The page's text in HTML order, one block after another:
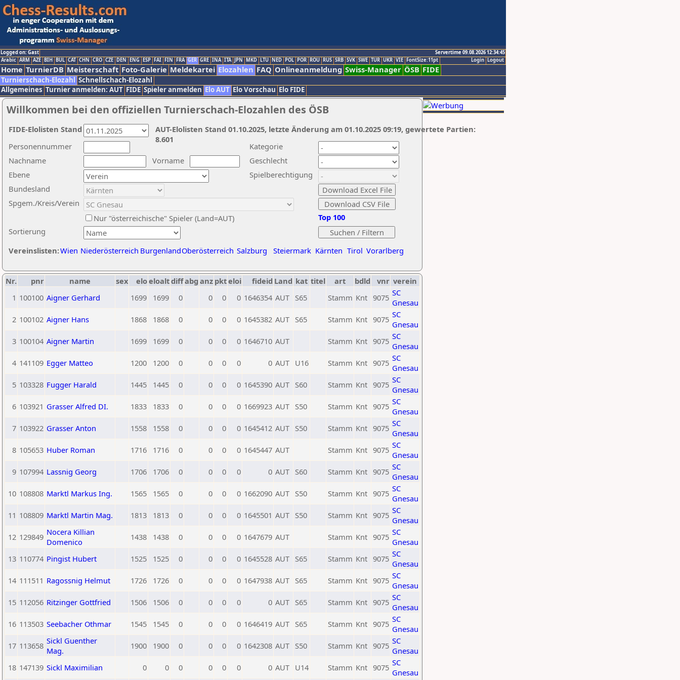
Logged on: Gast
Servertime 09.08.2026 12:34:45
Logout
Login
Arabic ARM AZE BIH BUL CAT CHN CRO CZE DEN ENG ESP FAI FIN FRA GER GRE INA ITA JPN MKD LTU NED POL POR ROU RUS SRB SVK SWE TUR UKR VIE FontSize:11pt
Home TurnierDB Meisterschaft Foto-Galerie Meldekartei Elozahlen FAQ Onlineanmeldung Swiss-Manager ÖSB FIDE
Turnierschach-Elozahl Schnellschach-Elozahl
Allgemeines Turnier anmelden: AUT FIDE Spieler anmelden Elo AUT Elo Vorschau Elo FIDE
Willkommen bei den offiziellen Turnierschach-Elozahlen des ÖSB
Nachname
Vorname
Ebene
Kategorie
Sortierung
Personennummer
Bundesland
Spgem./Kreis/Verein
Geschlecht
Nur "österreichische" Spieler (Land=AUT)
Spielberechtigung
Vereinslisten:Wien Niederösterreich BurgenlandOberösterreich Salzburg Steiermark Kärnten Tirol Vorarlberg
Top 100
AUT-Elolisten Stand 01.10.2025, letzte Änderung am 01.10.2025 09:19, gewertete Partien:
8.601
FIDE-Elolisten Stand
Nr. pnr name sex eloeloaltdiffabg anz pkteloi fideid Land kat titel art bdld vnr verein
1 100100 Aigner Gerhard 1699 1699 0 0 0 0 1646354 AUT S65 Stamm Knt 9075 SC
Gnesau
2 100102 Aigner Hans 1868 1868 0 0 0 0 1645382 AUT S65 Stamm Knt 9075 SC
Gnesau
3 100104 Aigner Martin 1699 1699 0 0 0 0 1646710 AUT Stamm Knt 9075 SC
Gnesau
4 141109 Egger Matteo 1200 1200 0 0 0 0 0 AUT U16 Stamm Knt 9075 SC
Gnesau
5 103328 Fugger Harald 1445 1445 0 0 0 0 1645390 AUT S60 Stamm Knt 9075 SC
Gnesau
6 103921 Grasser Alfred DI. 1833 1833 0 0 0 0 1669923 AUT S50 Stamm Knt 9075 SC
Gnesau
7 103922 Grasser Anton 1558 1558 0 0 0 0 1645412 AUT S50 Stamm Knt 9075 SC
Gnesau
8 105653 Huber Roman 1716 1716 0 0 0 0 1645447 AUT Stamm Knt 9075 SC
Gnesau
9 107994 Lassnig Georg 1706 1706 0 0 0 0 0 AUT S60 Stamm Knt 9075 SC
Gnesau
10 108808 Marktl Markus Ing. 1565 1565 0 0 0 0 1662090 AUT S50 Stamm Knt 9075 SC
Gnesau
11 108809 Marktl Martin Mag. 1813 1813 0 0 0 0 1645501 AUT S50 Stamm Knt 9075 SC
Gnesau
12 129849 Nocera Killian
Domenico
1438 1438 0 0 0 0 1647679 AUT Stamm Knt 9075 SC
Gnesau
13 110774 Pingist Hubert 1525 1525 0 0 0 0 1645528 AUT S65 Stamm Knt 9075 SC
Gnesau
14 111511 Ragossnig Helmut 1726 1726 0 0 0 0 1647938 AUT S65 Stamm Knt 9075 SC
Gnesau
15 112056 Ritzinger Gottfried 1506 1506 0 0 0 0 0 AUT S65 Stamm Knt 9075 SC
Gnesau
16 113503 Seebacher Othmar 1545 1545 0 0 0 0 1646419 AUT S65 Stamm Knt 9075 SC
Gnesau
17 113658 Sickl Guenther
Mag.
1900 1900 0 0 0 0 1642308 AUT S50 Stamm Knt 9075 SC
Gnesau
18 147139 Sickl Maximilian 0 0 0 0 0 0 0 AUT U14 Stamm Knt 9075 SC
Gnesau